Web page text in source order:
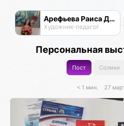
Арефьева Раиса Дмитриевна
Художник-педагог
Персональная
Пост Солики
< 1 мин. 27